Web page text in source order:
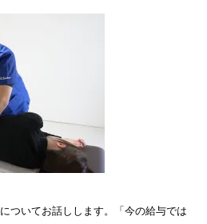
についてお話しします。「今の給与では